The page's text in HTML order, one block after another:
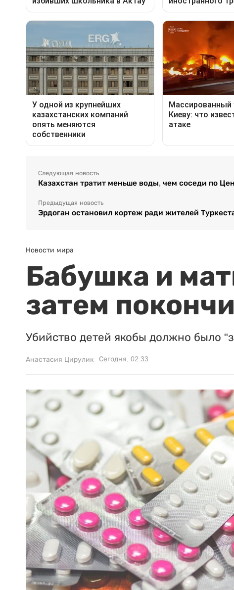
Следующая новость
Казахстан тратит меньше воды, чем соседи по
Предыдущая новость
Эрдоган остановил кортеж ради жителей
Новости мира
Бабушка и
затем
Убийство детей якобы должно было
Анастасия Цирулик Сегодня, 02:33